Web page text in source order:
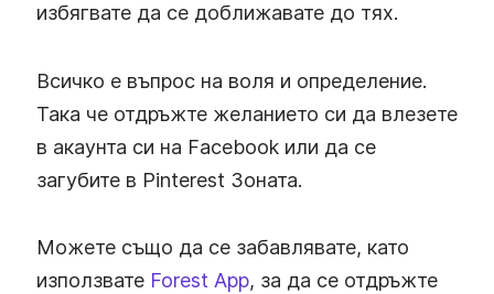
избягвате да се доближавате до тях.
Всичко е въпрос на воля и определение.
Така че отдръжте желанието си да влезете
в акаунта си на Facebook или да се
загубите в Pinterest Зоната.
Можете също да се забавлявате, като
използвате Forest App, за да се отдръжте